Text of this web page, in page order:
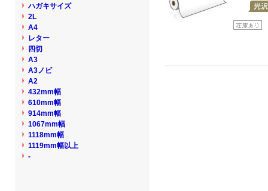
ハガキサイズ
2L
A4
レター
四切
A3
A3ノビ
A2
432mm幅
610mm幅
914mm幅
1067mm幅
1118mm幅
1119mm幅以上
-